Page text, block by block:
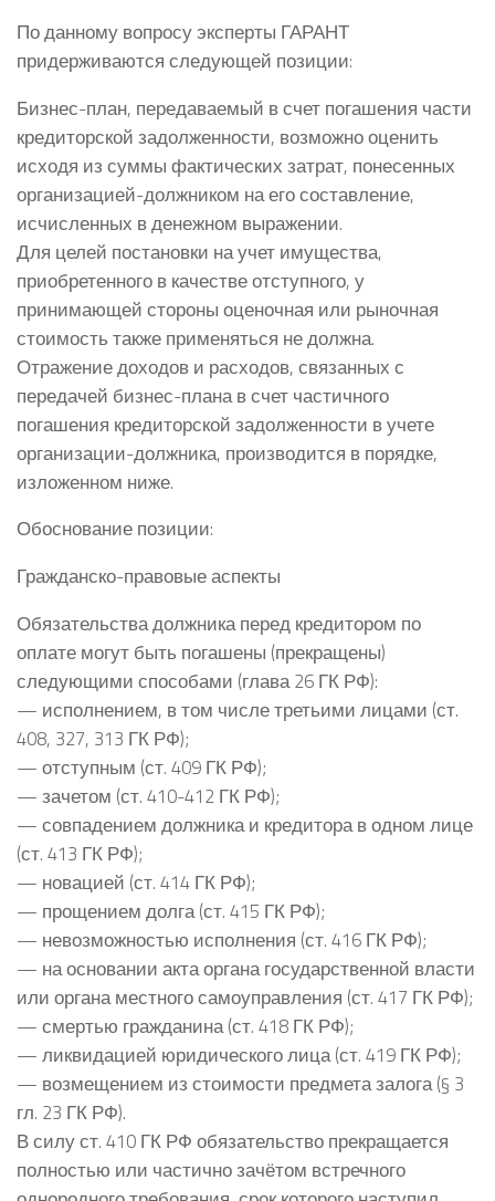
По данному вопросу эксперты ГАРАНТ
придерживаются следующей позиции:
Бизнес-план, передаваемый в счет погашения части
кредиторской задолженности, возможно оценить
исходя из суммы фактических затрат, понесенных
организацией-должником на его составление,
исчисленных в денежном выражении.
Для целей постановки на учет имущества,
приобретенного в качестве отступного, у
принимающей стороны оценочная или рыночная
стоимость также применяться не должна.
Отражение доходов и расходов, связанных с
передачей бизнес-плана в счет частичного
погашения кредиторской задолженности в учете
организации-должника, производится в порядке,
изложенном ниже.
Обоснование позиции:
Гражданско-правовые аспекты
Обязательства должника перед кредитором по
оплате могут быть погашены (прекращены)
следующими способами (глава 26 ГК РФ):
— исполнением, в том числе третьими лицами (ст.
408, 327, 313 ГК РФ);
— отступным (ст. 409 ГК РФ);
— зачетом (ст. 410-412 ГК РФ);
— совпадением должника и кредитора в одном лице
(ст. 413 ГК РФ);
— новацией (ст. 414 ГК РФ);
— прощением долга (ст. 415 ГК РФ);
— невозможностью исполнения (ст. 416 ГК РФ);
— на основании акта органа государственной власти
или органа местного самоуправления (ст. 417 ГК РФ);
— смертью гражданина (ст. 418 ГК РФ);
— ликвидацией юридического лица (ст. 419 ГК РФ);
— возмещением из стоимости предмета залога (§ 3
гл. 23 ГК РФ).
В силу ст. 410 ГК РФ обязательство прекращается
полностью или частично зачётом встречного